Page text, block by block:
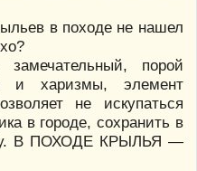
в походе не нашел
порой
и харизмы, элемент
не искупаться
в городе, сохранить в
В ПОХОДЕ КРЫЛЬЯ —